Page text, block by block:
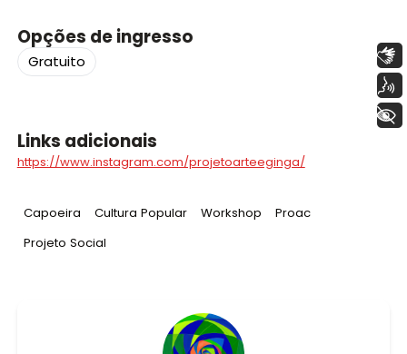
Opções de ingresso
Gratuito
Links adicionais
https://www.instagram.com/projetoarteeginga/
Tag:
Capoeira Tag:
Cultura Popular Tag:
Workshop Tag:
Proac
Tag:
Projeto Social